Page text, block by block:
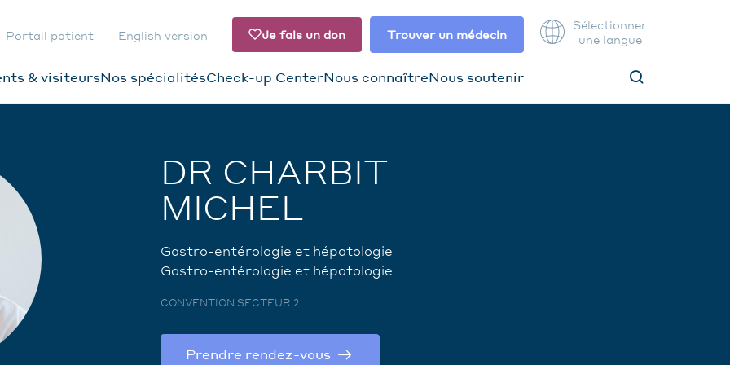
Portail patient English version Je fais un don Trouver un médecin
Sélectionner
une langue
& visiteursNos spécialitésCheck-up CenterNous connaîtreNous soutenir
DR CHARBIT
MICHEL
Gastro-entérologie et hépatologie
Gastro-entérologie et hépatologie
CONVENTION SECTEUR 2
Prendre rendez-vous